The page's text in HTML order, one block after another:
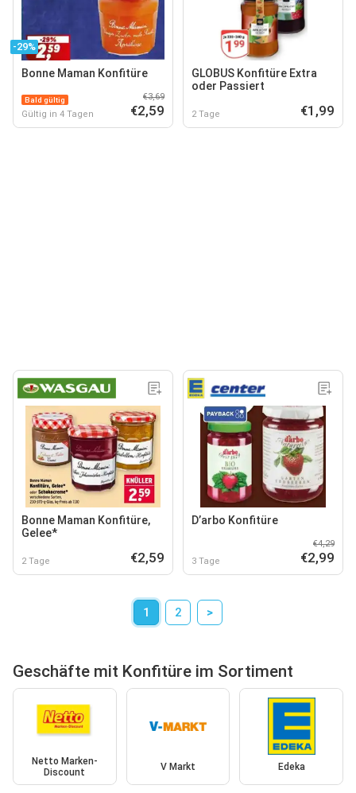
-29%
Bonne Maman Konfitüre
Bald gültig
Gültig in 4 Tagen
€3,69
€2,59
GLOBUS Konfitüre Extra
oder Passiert
2 Tage €1,99
Bonne Maman Konfitüre,
Gelee*
2 Tage €2,59
D’arbo Konfitüre
3 Tage
€4,29
€2,99
1 2 >
Geschäfte mit Konfitüre im Sortiment
Netto Marken-
Discount
V Markt Edeka